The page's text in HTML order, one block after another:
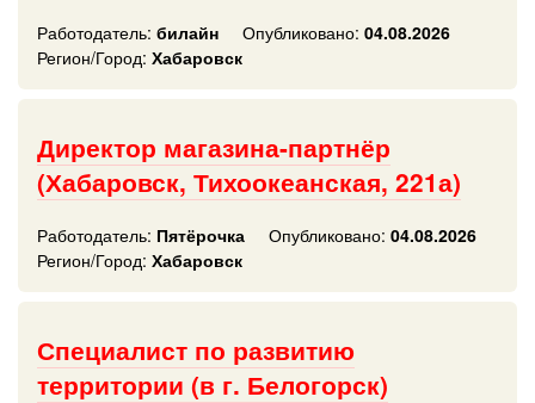
Работодатель: билайн Опубликовано: 04.08.2026
Регион/Город: Хабаровск
Директор магазина-партнёр
(Хабаровск, Тихоокеанская, 221а)
Работодатель: Пятёрочка Опубликовано: 04.08.2026
Регион/Город: Хабаровск
Специалист по развитию
территории (в г. Белогорск)